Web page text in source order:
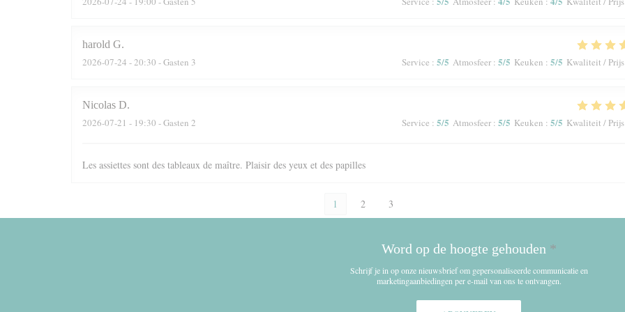
harold G
2026-07-24 - 20:30 - Gasten 3 Service : 5/5 Atmosfeer : 5/5 Keuken : 5/5 Kwaliteit / Prijs
Nicolas D
2026-07-21 - 19:30 - Gasten 2 Service : 5/5 Atmosfeer : 5/5 Keuken : 5/5 Kwaliteit / Prijs
Les assiettes sont des tableaux de maître. Plaisir des yeux et des papilles
1 2 3
Word op de hoogte gehouden *
Schrijf je in op onze nieuwsbrief om gepersonaliseerde communicatie en
marketingaanbiedingen per e-mail van ons te ontvangen.